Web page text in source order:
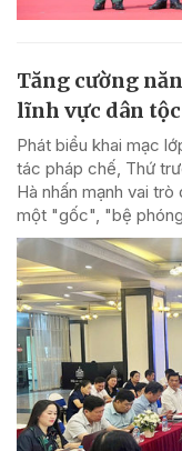
Tăng cường
lĩnh vực dân
Phát biểu khai mạc
tác pháp chế, Thứ
Hà nhấn mạnh vai
một "gốc", "bệ